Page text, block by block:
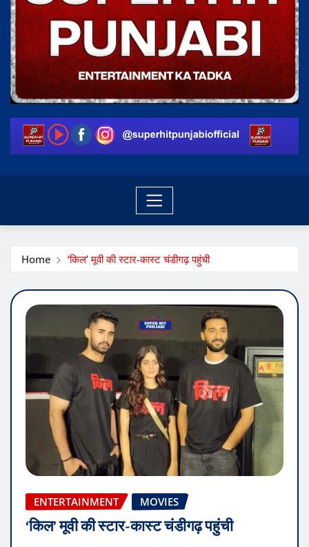
Home ‘किल’ मूवी की स्टार-कास्ट चंडीगढ़ पहुंची
ENTERTAINMENT MOVIES
‘किल’ मूवी की स्टार-कास्ट चंडीगढ़ पहुंची